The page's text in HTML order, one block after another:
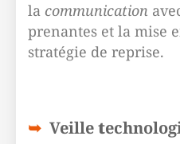
la communication
prenantes et la mise
stratégie de reprise.
Veillet